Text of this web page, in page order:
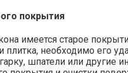
покрытия
имеется старое
плитка, необходимо его
шпатели или другие